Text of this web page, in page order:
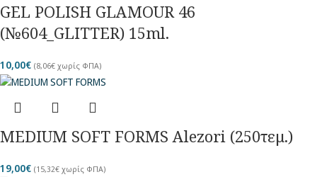
GEL POLISH GLAMOUR 46
(№604_GLITTER) 15ml.
10,00€ (8,06€ χωρίς ΦΠΑ)
MEDIUM SOFT FORMS Alezori (250τεμ.)
19,00€ (15,32€ χωρίς ΦΠΑ)